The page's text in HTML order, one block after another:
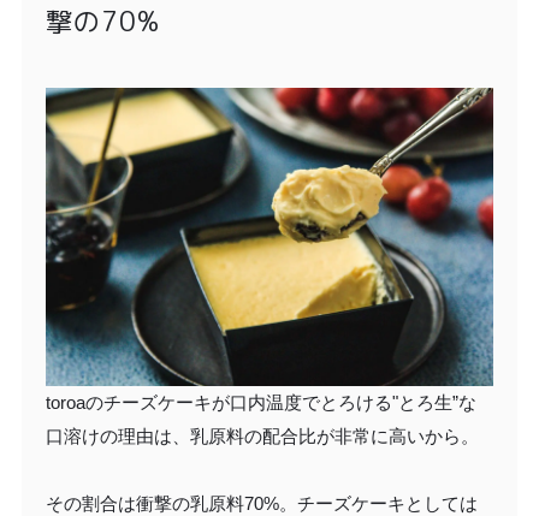
撃の70%
toroaのチーズケーキが口内温度でとろける"とろ生”な
口溶けの理由は、乳原料の配合比が非常に高いから。
その割合は衝撃の乳原料70%。チーズケーキとしては